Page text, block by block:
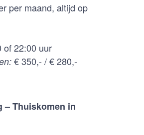
per maand, altijd op
of 22:00 uur
€ 350,- / € 280,-
– Thuiskomen in